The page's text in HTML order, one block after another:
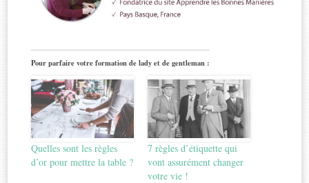
Pour parfaire votre formation de lady et de gentleman :
Quelles sont les règles
d’or pour mettre la table ?
7 règles d’étiquette qui
vont assurément changer
votre vie !